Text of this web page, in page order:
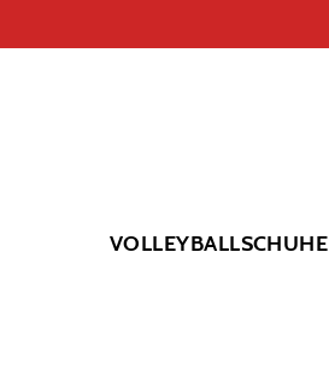
VOLLEYBALLSCHUHE